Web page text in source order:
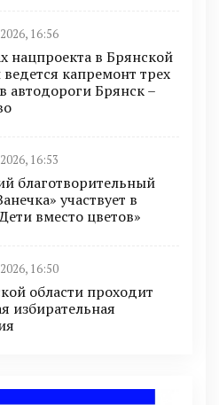
16:56
нацпроекта в Брянской
ведется капремонт трех
автодороги Брянск –
16:53
благотворительный
участвует в
вместо цветов»
16:50
области проходит
избирательная